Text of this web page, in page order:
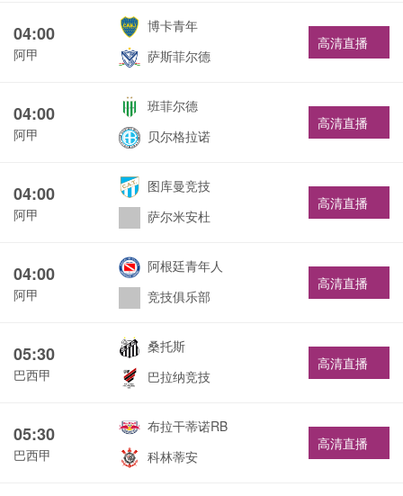
04:00
阿甲
博卡青年
萨斯菲尔德
高清直播
04:00
阿甲
班菲尔德
贝尔格拉诺
高清直播
04:00
阿甲
图库曼竞技
萨尔米安杜
高清直播
04:00
阿甲
阿根廷青年人
竞技俱乐部
高清直播
05:30
巴西甲
桑托斯
巴拉纳竞技
高清直播
05:30
巴西甲
布拉干蒂诺RB
科林蒂安
高清直播